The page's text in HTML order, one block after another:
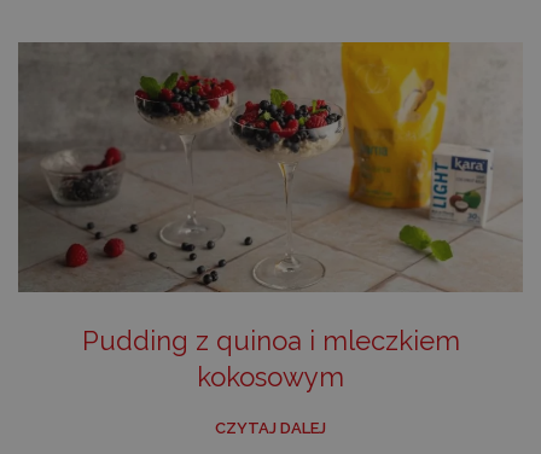
Pudding z quinoa i mleczkiem
kokosowym
CZYTAJ DALEJ